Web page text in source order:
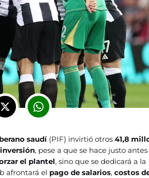
saudí (PIF) invirtió otros41,8
inversión, pese a que se hace justo
el plantel, sino que se dedicará a la
afrontará el pago de salarios,costos